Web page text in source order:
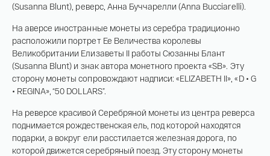
(Susanna Blunt), реверс, Анна Буччарелли (Anna Bucciarelli).
На аверсе иностранные монеты из серебра традиционно
расположили портрет Ее Величества королевы
Великобритании Елизаветы II работы Сюзанны Блант
(Susanna Blunt) и знак автора монетного проекта «SB». Эту
сторону монеты сопровождают надписи: «ELIZABETH II», «D • G
• REGINA», “50 DOLLARS”.
На реверсе красивой Серебряной монеты из центра реверса
поднимается рождественская ель, под которой находятся
подарки, а вокруг ели расстилается железная дорога, по
которой движется серебряный поезд. Эту сторону монеты